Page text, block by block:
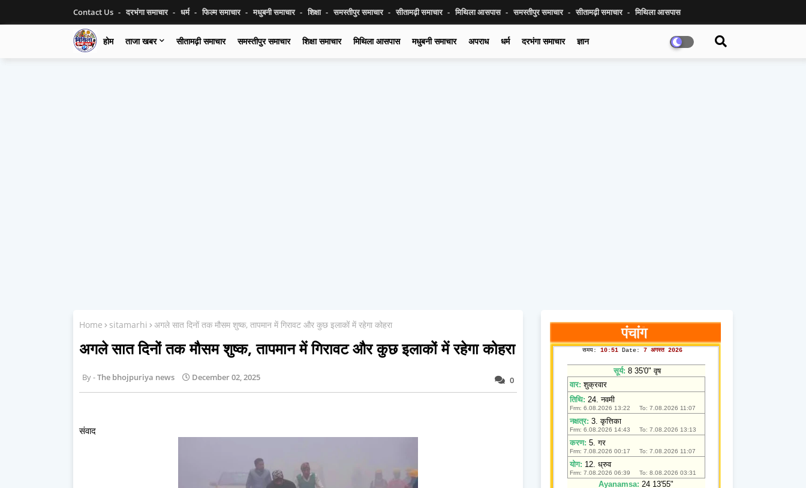
Contact Us दरभंगा समाचार धर्म फिल्म समाचार मधुबनी समाचार शिक्षा समस्तीपुर समाचार सीतामढ़ी समाचार मिथिला आसपास समस्तीपुर समाचार सीतामढ़ी समाचार मिथिला आसपास
होम ताजा खबर सीतामढ़ी समाचार समस्तीपुर समाचार शिक्षा समाचार मिथिला आसपास मधुबनी समाचार अपराध धर्म दरभंगा समाचार ज्ञान
Home sitamarhi अगले सात दिनों तक मौसम शुष्क, तापमान में गिरावट और कुछ इलाकों में रहेगा कोहरा
अगले सात दिनों तक मौसम शुष्क, तापमान में गिरावट और कुछ इलाकों में रहेगा कोहरा
0
The bhojpuriya news December 02, 2025
संवाद